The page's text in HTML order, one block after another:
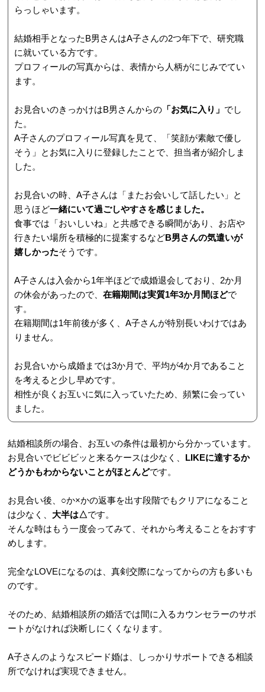
らっしゃいます。
結婚相手となったB男さんはA子さんの2つ年下で、研究職
に就いている方です。
プロフィールの写真からは、表情から人柄がにじみでてい
ます。
お見合いのきっかけはB男さんからの 「お気に入り」 でし
た。
A子さんのプロフィール写真を見て、「笑顔が素敵で優し
そう」とお気に入りに登録したことで、担当者が紹介しま
した。
お見合いの時、A子さんは「またお会いして話したい」と
思うほど一緒にいて過ごしやすさを感じました。
食事では「おいしいね」と共感できる瞬間があり、お店や
行きたい場所を積極的に提案するなどB男さんの気遣いが
嬉しかったそうです。
A子さんは入会から1年半ほどで成婚退会しており、2か月
の休会があったので、在籍期間は実質1年3か月間ほどで
す。
在籍期間は1年前後が多く、A子さんが特別長いわけではあ
りません。
お見合いから成婚までは3か月で、平均が4か月であること
を考えると少し早めです。
相性が良くお互いに気に入っていたため、頻繁に会ってい
ました。
結婚相談所の場合、お互いの条件は最初から分かっています。
お見合いでビビビッと来るケースは少なく、 LIKEに達するか
どうかもわからないことがほとんどです。
お見合い後、○か×かの返事を出す段階でもクリアになること
は少なく、 大半は△です。
そんな時はもう一度会ってみて、それから考えることをおすす
めします。
完全なLOVEになるのは、真剣交際になってからの方も多いも
のです。
そのため、結婚相談所の婚活では間に入るカウンセラーのサポ
ートがなければ決断しにくくなります。
A子さんのようなスピード婚は、しっかりサポートできる相談
所でなければ実現できません。